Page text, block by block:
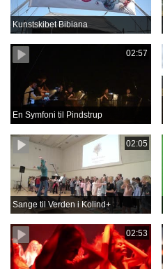
Kunstskibet Bibiana
02:57
En Symfoni til Pindstrup
02:05
Sange til Verden i Kolind+
02:53